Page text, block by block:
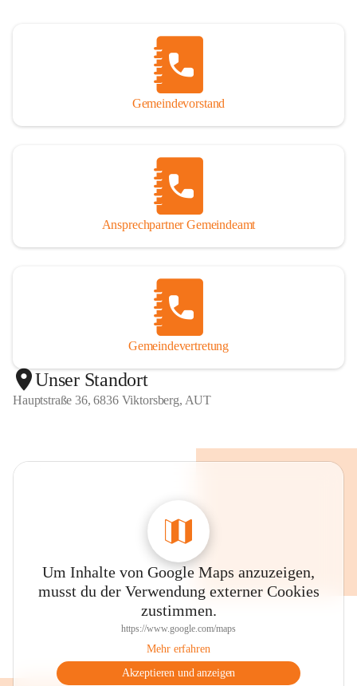
Gemeindevorstand
Ansprechpartner Gemeindeamt
Gemeindevertretung
Unser Standort
Hauptstraße 36, 6836 Viktorsberg, AUT
Um Inhalte von Google Maps anzuzeigen,
musst du der Verwendung externer Cookies
zustimmen.
https://www.google.com/maps
Mehr erfahren
Akzeptieren und anzeigen